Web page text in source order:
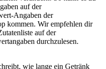
auf der
Angaben der
kommen. Wir empfehlen dir
auf der
durchzulesen.
wie lange ein Getränk